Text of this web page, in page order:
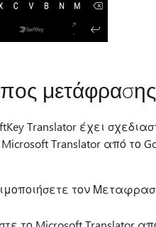
Translator έχει
Translator από το
τον